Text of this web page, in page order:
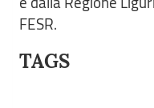
FESR.
TAGS